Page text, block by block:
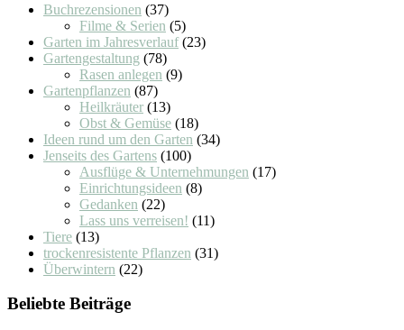
Buchrezensionen (37)
Filme & Serien (5)
Garten im Jahresverlauf(23)
Gartengestaltung (78)
Rasen anlegen (9)
Gartenpflanzen (87)
Heilkräuter (13)
Obst & Gemüse (18)
Ideen rund um den Garten (34)
Jenseits des Gartens (100)
Ausflüge & Unternehmungen (17)
Einrichtungsideen (8)
Gedanken (22)
Lass uns verreisen! (11)
Tiere (13)
trockenresistente Pflanzen (31)
Überwintern (22)
Beliebte Beiträge